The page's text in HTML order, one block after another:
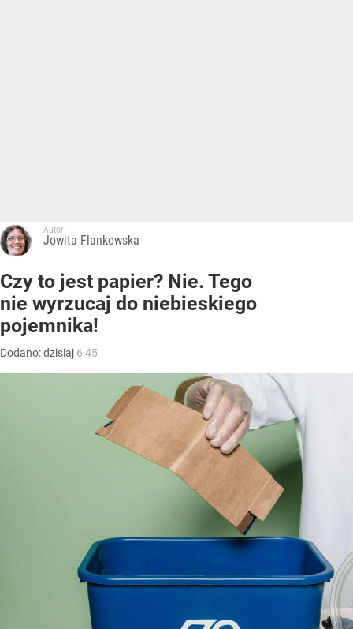
Autor:
Jowita Flankowska
Czy to jest papier? Nie. Tego
nie wyrzucaj do niebieskiego
pojemnika!
Dodano:dzisiaj 6:45